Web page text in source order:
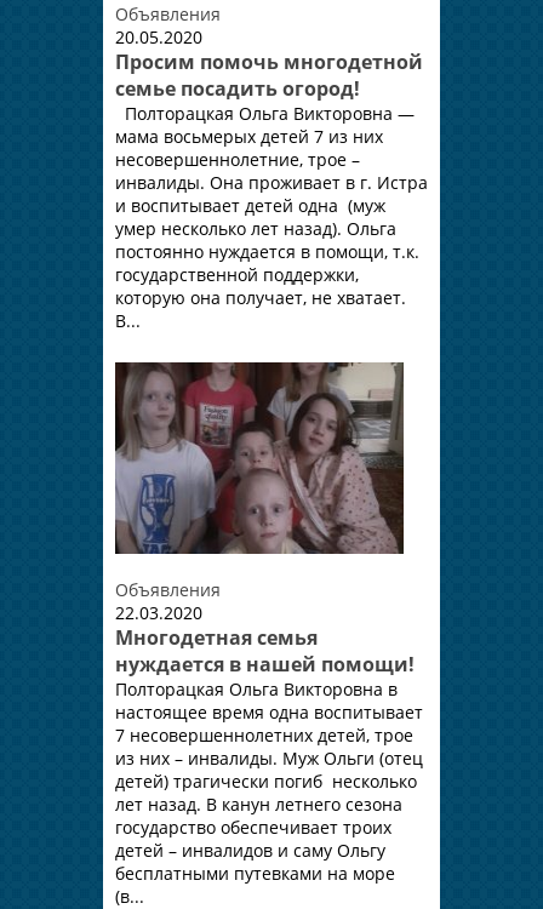
Объявления
20.05.2020
Просим помочь многодетной
семье посадить огород!
Полторацкая Ольга Викторовна —
мама восьмерых детей 7 из них
несовершеннолетние, трое –
инвалиды. Она проживает в г. Истра
и воспитывает детей одна (муж
умер несколько лет назад). Ольга
постоянно нуждается в помощи, т.к.
государственной поддержки,
которую она получает, не хватает.
В...
Объявления
22.03.2020
Многодетная семья
нуждается в нашей помощи!
Полторацкая Ольга Викторовна в
настоящее время одна воспитывает
7 несовершеннолетних детей, трое
из них – инвалиды. Муж Ольги (отец
детей) трагически погиб несколько
лет назад. В канун летнего сезона
государство обеспечивает троих
детей – инвалидов и саму Ольгу
бесплатными путевками на море
(в...